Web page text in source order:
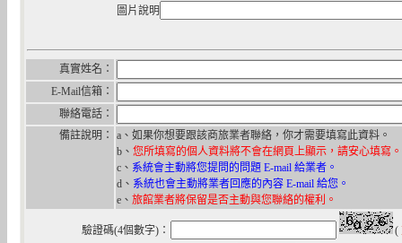
圖片說明
真實姓名：
E-Mail信箱：
聯絡電話：
備註說明：
a、如果你想要跟該商旅業者聯絡，你才需要填寫此資料。
b、 您所填寫的個人資料將不會在網頁上顯示，請安心填寫。
c、 系統會主動將您提問的問題 E-mail 給業者。
d、 系統也會主動將業者回應的內容 E-mail 給您。
e、 旅館業者將保留是否主動與您聯絡的權利。
驗證碼(4個數字)： (